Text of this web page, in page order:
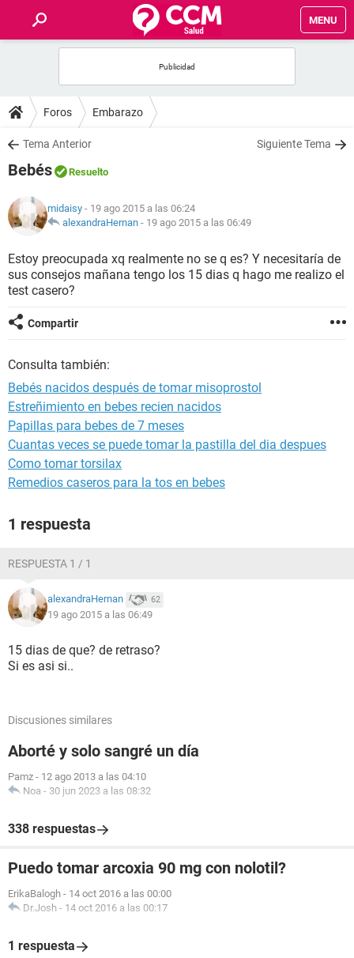
MENU
FOROS
SALUD
NUTRICIÓN
BIENESTAR
Foros Embarazo
Tema Anterior Siguiente Tema
Bebés Resuelto
midaisy - 19 ago 2015 a las 06:24
alexandraHernan - 19 ago 2015 a las 06:49
Estoy preocupada xq realmente no se q es? Y necesitaría de
sus consejos mañana tengo los 15 dias q hago me realizo el
test casero?
Compartir
Consulta también:
Bebés nacidos después de tomar misoprostol
Estreñimiento en bebes recien nacidos
Papillas para bebes de 7 meses
Cuantas veces se puede tomar la pastilla del dia despues
Como tomar torsilax
Remedios caseros para la tos en bebes
1 respuesta
RESPUESTA 1 / 1
alexandraHernan 62
19 ago 2015 a las 06:49
15 dias de que? de retraso?
Si es asi si..
Discusiones similares
Aborté y solo sangré un día
Pamz - 12 ago 2013 a las 04:10
Noa - 30 jun 2023 a las 08:32
338 respuestas
Puedo tomar arcoxia 90 mg con nolotil?
ErikaBalogh - 14 oct 2016 a las 00:00
Dr.Josh - 14 oct 2016 a las 00:17
1 respuesta